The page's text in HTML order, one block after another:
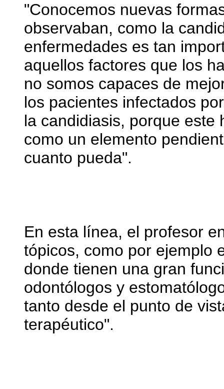
"Conocemos nuevas
observaban, como la
enfermedades es tan
aquellos factores que los
no somos capaces de
los pacientes infectados
la candidiasis, porque este
como un elemento
cuanto pueda".
En esta línea, el profesor
tópicos, como por ejemplo
donde tienen una gran
odontólogos y
tanto desde el punto de
terapéutico".